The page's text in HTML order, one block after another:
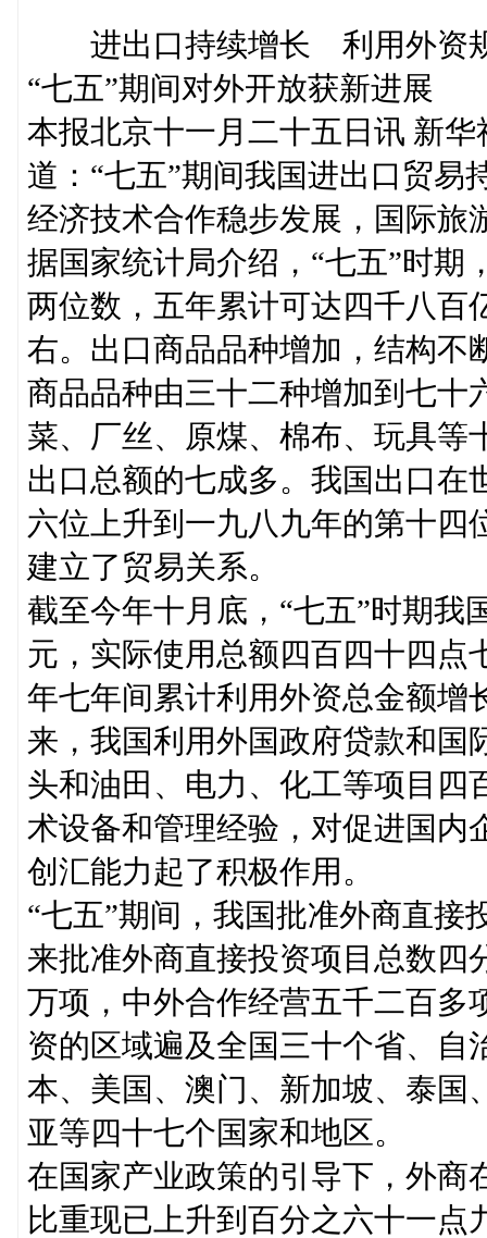
进出口持续增长 利用外资
“七五”期间对外开放获新进展
本报北京十一月二十五日讯 新
道：“七五”期间我国进出口贸易
经济技术合作稳步发展，国际旅
据国家统计局介绍，“七五”时期
两位数，五年累计可达四千八百
右。出口商品品种增加，结构不
商品品种由三十二种增加到七十
菜、厂丝、原煤、棉布、玩具等
出口总额的七成多。我国出口在
六位上升到一九八九年的第十四
建立了贸易关系。
截至今年十月底，“七五”时期我
元，实际使用总额四百四十四点
年七年间累计利用外资总金额增
来，我国利用外国政府贷款和国
头和油田、电力、化工等项目四
术设备和管理经验，对促进国内
创汇能力起了积极作用。
“七五”期间，我国批准外商直接
来批准外商直接投资项目总数四
万项，中外合作经营五千二百多
资的区域遍及全国三十个省、自
本、美国、澳门、新加坡、泰国
亚等四十七个国家和地区。
在国家产业政策的引导下，外商
比重现已上升到百分之六十一